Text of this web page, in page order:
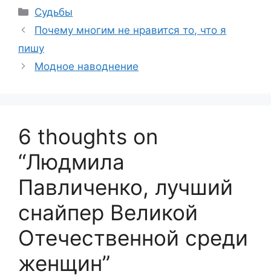
Categories
Судьбы
Почему многим не нравится то, что я
пишу
Модное наводнение
6 thoughts on
“Людмила
Павличенко, лучший
снайпер Великой
Отечественной среди
женщин”